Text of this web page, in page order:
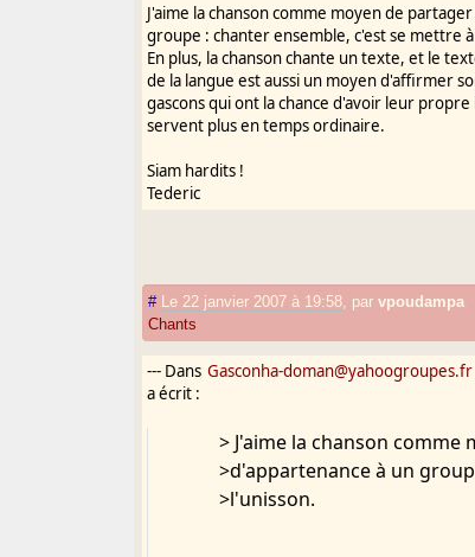
J'aime la chanson comme moyen de
groupe : chanter ensemble, c'est se mettre
En plus, la chanson chante un texte, et le
de la langue est aussi un moyen d'affirmer
gascons qui ont la chance d'avoir leur
servent plus en temps ordinaire.
Siam hardits !
Tederic
# Le 22 janvier 2007 à 19:58 parvpoudampa
Chants
--- Dans Gasconha-doman@yahoogroupes.fr
a écrit :
> J'aime la chanson
>d'appartenance à un
>l'unisson.